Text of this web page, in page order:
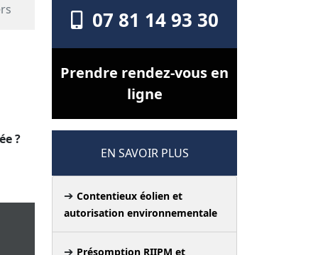
?
07 81 14 93 30
Prendre rendez-vous en
ligne
EN SAVOIR PLUS
Contentieux éolien et
autorisation environnementale
Présomption RIIPM et